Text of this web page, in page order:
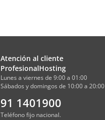
Atención al cliente
ProfesionalHosting
Lunes a viernes de 9:00 a 01:00
Sábados y domingos de 10:00 a 20:00
91 1401900
Teléfono fijo nacional.